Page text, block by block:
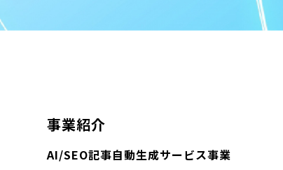
事業紹介
AI/SEO記事自動生成サービス事業